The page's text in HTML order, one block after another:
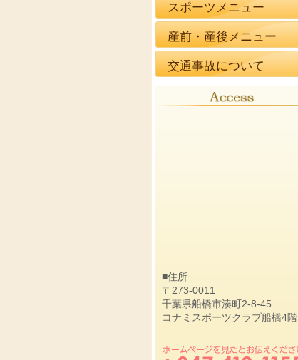
スポーツメニュー
産前・産後メニュー
交通事故について
■住所
〒273-0011
千葉県船橋市湊町2-8-45
コナミスポーツクラブ船橋4階